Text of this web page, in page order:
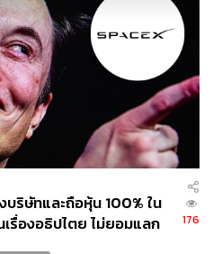
บริษัทและถือหุ้น 100% ใน
เรื่องอธิปไตย ไม่ยอมแลก
176